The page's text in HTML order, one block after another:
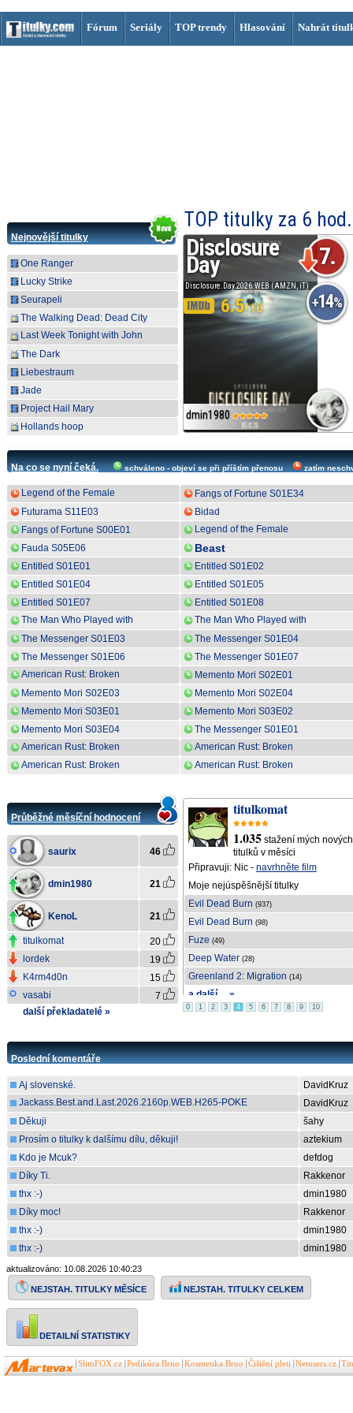
Fórum Seriály TOP trendy Hlasování Nahrát
Nejnovější titulky
One Ranger
Lucky Strike
Seurapeli
The Walking Dead: Dead City
Last Week Tonight with John
Oliver
The Dark
Liebestraum
Jade
Project Hail Mary
Hollands hoop
TOP titulky za 6 hod.
Soulm8te
Soulm8te.2026.WEB (iT, MA)
6.5
dmin1980
6. Disclosure
Day
Disclosure.Day.2026.WEB (AMZN, iT)
6.5
dmin1980
7.
+14%
Na co se nyní čeká. schváleno - objeví se při příštím přenosu zatím
Legend of the Female
General S01E10
Fangs of Fortune S01E34
Futurama S11E03
Bidad
Fangs of Fortune S00E01
Legend of the Female
General S01E11
Fauda S05E06 Beast
Entitled S01E01
Entitled S01E02
Entitled S01E04
Entitled S01E05
Entitled S01E07
Entitled S01E08
The Man Who Played with
Fire S01E02
The Man Who Played with
Fire S01E03
The Messenger S01E03
The Messenger S01E04
The Messenger S01E06
The Messenger S01E07
American Rust: Broken
Justice S02E10
Memento Mori S02E01
Memento Mori S02E03
Memento Mori S02E04
Memento Mori S03E01
Memento Mori S03E02
Memento Mori S03E04
The Messenger S01E01
American Rust: Broken
Justice S02E01
American Rust: Broken
Justice S02E02
American Rust: Broken
American Rust: Broken
Průběžné měsíční hodnocení
saurix 46
dmin1980 21
KenoL 21
titulkomat
20
lordek
19
K4rm4d0n
15
vasabi
7
další překladatelé »
saurix
1.179
titulků v měsíci
Připravuji:
Treasure & Dirt
Moje nejúspěšnější titulky
The Odyssey
Backrooms
The Odyssey
The Death of Robin Hood
The Dark S01E04
a další ... »
titulkomat
1.035 stažení mých nových
titulků v měsíci
Připravuji: Nic - navrhněte film
Moje nejúspěšnější titulky
Evil Dead Burn (937)
Evil Dead Burn (98)
Fuze (49)
Deep Water (28)
Greenland 2: Migration (14)
a další ... »
0 1 2 3 4 5 6 7 8 9 10
Poslední komentáře
Aj slovenské.
DavidKruz
Jackass.Best.and.Last.2026.2160p.WEB.H265-POKE
[13,1 GB]
Obsahuje aj ofiko české titulky.
DavidKruz
Děkuji
šahy
Prosím o titulky k dalšímu dílu, děkuji!
aztekium
Kdo je Mcuk?
defdog
Díky Ti.
Rakkenor
thx :-)
dmin1980
Díky moc!
Rakkenor
thx :-)
dmin1980
thx :-)
dmin1980
aktualizováno: 10.08.2026 10:40:23
NEJSTAH. TITULKY MĚSÍCE NEJSTAH. TITULKY CELKEM
DETAILNÍ STATISTIKY
SlimFOX.cz Pedikúra Brno Kosmetika Brno Čištění pleti Netusers.cz